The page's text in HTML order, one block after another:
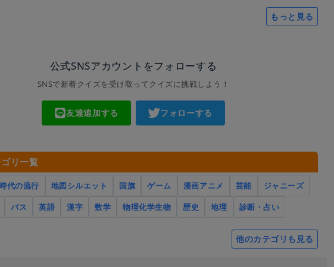
もっと見る
公式SNSアカウントをフォローする
SNSで新着クイズを受け取ってクイズに挑戦しよう！
友達追加する フォローする
リ一覧
代の流行 地図シルエット 国旗 ゲーム 漫画アニメ 芸能
ジャニーズ
バス
英語 漢字 数学 物理化学生物 歴史 地理 診断・占い
他のカテゴリも見る